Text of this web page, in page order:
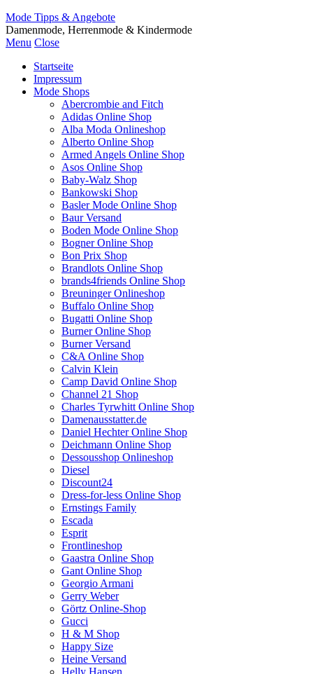
Mode Tipps & Angebote
Damenmode, Herrenmode & Kindermode
Menu Close
Startseite
Impressum
Mode Shops
Abercrombie and Fitch
Adidas Online Shop
Alba Moda Onlineshop
Alberto Online Shop
Armed Angels Online Shop
Asos Online Shop
Baby-Walz Shop
Bankowski Shop
Basler Mode Online Shop
Baur Versand
Boden Mode Online Shop
Bogner Online Shop
Bon Prix Shop
Brandlots Online Shop
brands4friends Online Shop
Breuninger Onlineshop
Buffalo Online Shop
Bugatti Online Shop
Burner Online Shop
Burner Versand
C&A Online Shop
Calvin Klein
Camp David Online Shop
Channel 21 Shop
Charles Tyrwhitt Online Shop
Damenausstatter.de
Daniel Hechter Online Shop
Deichmann Online Shop
Dessousshop Onlineshop
Diesel
Discount24
Dress-for-less Online Shop
Ernstings Family
Escada
Esprit
Frontlineshop
Gaastra Online Shop
Gant Online Shop
Georgio Armani
Gerry Weber
Görtz Online-Shop
Gucci
H & M Shop
Happy Size
Heine Versand
Helly Hansen